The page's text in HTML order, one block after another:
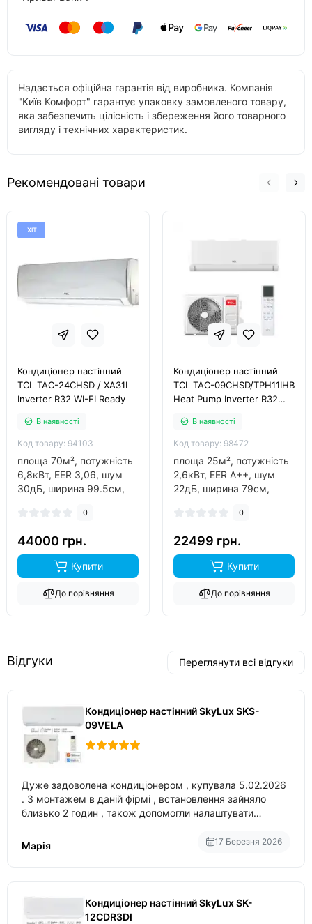
Надається офіційна гарантія від виробника. Компанія
"Київ Комфорт" гарантує упаковку замовленого товару,
яка забезпечить цілісність і збереження його товарного
вигляду і технічних характеристик.
Рекомендовані товари
ХІТ
Кондиціонер настінний
TCL TAC-24CHSD / XA31I
Inverter R32 WI-FI Ready
В наявності
Код товару: 94103
площа 70м², потужність
6,8кВт, EER 3,06, шум
30дБ, ширина 99.5см,
обігрів до -20°C..
0
44000 грн.
Купити
До порівняння
Кондиціонер настінний
TCL TAC-09CHSD/TPH11IHB
Heat Pump Inverter R32
В наявності
Код товару: 98472
площа 25м², потужність
2,6кВт, EER А++, шум
22дБ, ширина 79см,
китай, інвертор так,
0
22499 грн.
Купити
До порівняння
Відгуки Переглянути всі відгуки
Кондиціонер настінний SkyLux SKS-
09VELA
Дуже задоволена кондиціонером , купувала 5.02.2026
. З монтажем в даній фірмі , встановлення зайняло
близько 2 годин , також допомогли налаштувати
Марія
17 Березня 2026
Кондиціонер настінний SkyLux SK-
12CDR3DI